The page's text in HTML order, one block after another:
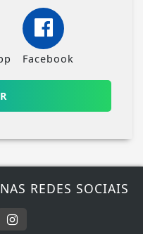
Facebook
NAS REDES SOCIAIS